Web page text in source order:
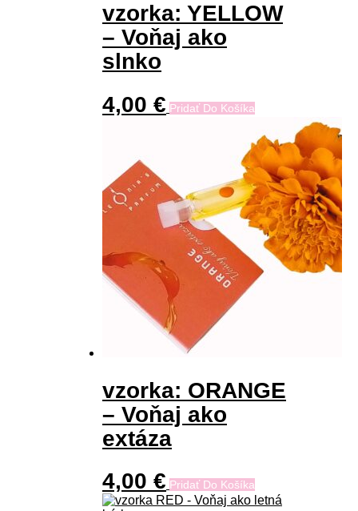
vzorka: YELLOW
– Voňaj ako
slnko
4,00 € Pridať Do Košíka
vzorka: ORANGE
– Voňaj ako
extáza
4,00 € Pridať Do Košíka